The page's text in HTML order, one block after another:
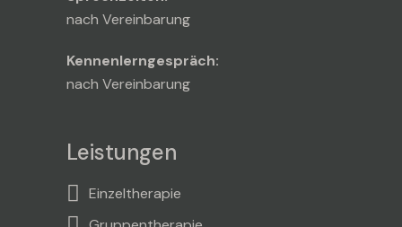
nach Vereinbarung
Kennenlerngespräch:
nach Vereinbarung
Leistungen
Einzeltherapie